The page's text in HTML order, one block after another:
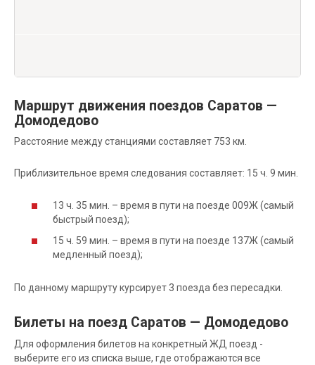
Маршрут движения поездов Саратов —
Домодедово
Расстояние между станциями составляет 753 км.
Приблизительное время следования составляет: 15 ч. 9 мин.
13 ч. 35 мин. – время в пути на поезде 009Ж (самый
быстрый поезд);
15 ч. 59 мин. – время в пути на поезде 137Ж (самый
медленный поезд);
По данному маршруту курсирует 3 поезда без пересадки.
Билеты на поезд Саратов — Домодедово
Для оформления билетов на конкретный ЖД поезд -
выберите его из списка выше, где отображаются все